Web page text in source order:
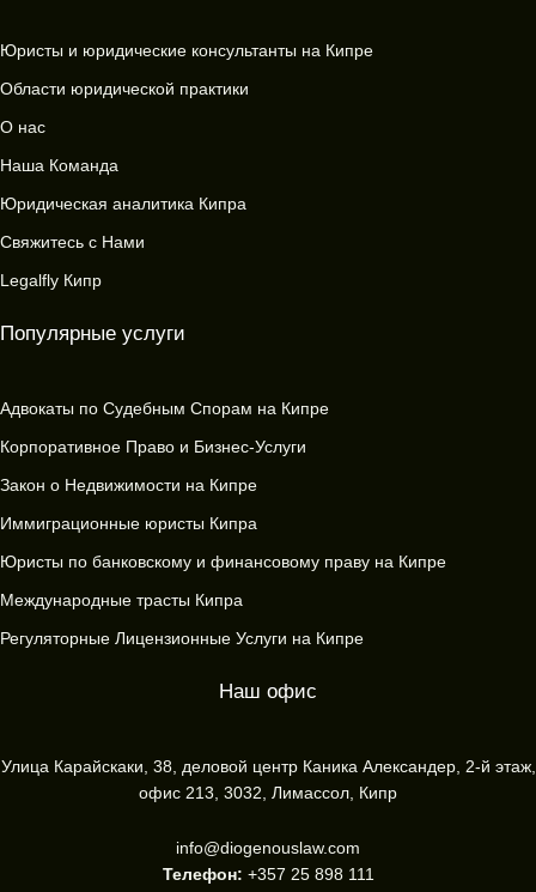
Юристы и юридические консультанты на Кипре
Области юридической практики
О нас
Наша Команда
Юридическая аналитика Кипра
Свяжитесь с Нами
Legalfly Кипр
Популярные услуги
Адвокаты по Судебным Спорам на Кипре
Корпоративное Право и Бизнес-Услуги
Закон о Недвижимости на Кипре
Иммиграционные юристы Кипра
Юристы по банковскому и финансовому праву на Кипре
Международные трасты Кипра
Регуляторные Лицензионные Услуги на Кипре
Наш офис
Улица Карайскаки, 38, деловой центр Каника Александер, 2-й этаж,
офис 213, 3032, Лимассол, Кипр
info@diogenouslaw.com
Телефон: +357 25 898 111